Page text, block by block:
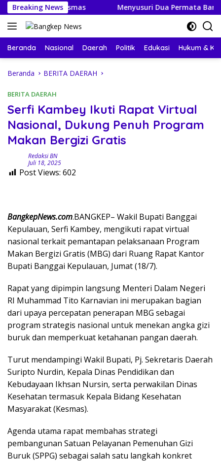
Langsung
ke
konten
Breaking News
Puskesmas Menyusuri Dua Permata Banggai
Beranda Nasional Daerah Politik Edukasi Hukum &
Beranda BERITA DAERAH
BERITA DAERAH
Serfi Kambey Ikuti Rapat Virtual
Nasional, Dukung Penuh Program
Makan Bergizi Gratis
Redaksi BN
Juli 18, 2025
Post Views: 602
BangkepNews.com.BANGKEP– Wakil Bupati Banggai
Kepulauan, Serfi Kambey, mengikuti rapat virtual
nasional terkait pemantapan pelaksanaan Program
Makan Bergizi Gratis (MBG) dari Ruang Rapat Kantor
Bupati Banggai Kepulauan, Jumat (18/7).
Rapat yang dipimpin langsung Menteri Dalam Negeri
RI Muhammad Tito Karnavian ini merupakan bagian
dari upaya percepatan penerapan MBG sebagai
program strategis nasional untuk menekan angka gizi
buruk dan memperkuat ketahanan pangan daerah.
Turut mendampingi Wakil Bupati, Pj. Sekretaris Daerah
Suripto Nurdin, Kepala Dinas Pendidikan dan
Kebudayaan Ikhsan Nursin, serta perwakilan Dinas
Kesehatan termasuk Kepala Bidang Kesehatan
Masyarakat (Kesmas).
Agenda utama rapat membahas strategi
pembangunan Satuan Pelayanan Pemenuhan Gizi
Buruk (SPPG) sebagai salah satu langkah konkret